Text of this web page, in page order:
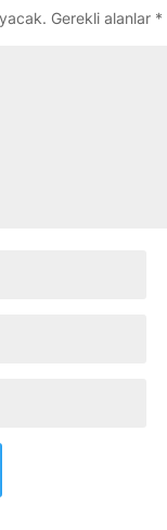
Gerekli alanlar *